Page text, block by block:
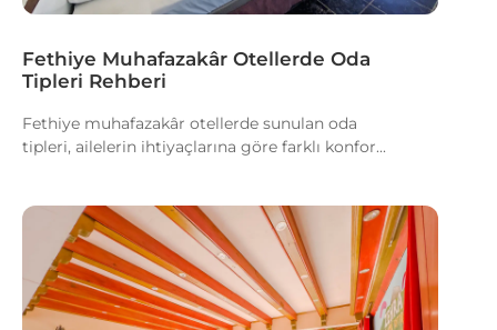
Fethiye Muhafazakâr Otellerde Oda
Tipleri Rehberi
Fethiye muhafazakâr otellerde sunulan oda
tipleri, ailelerin ihtiyaçlarına göre farklı konfor...